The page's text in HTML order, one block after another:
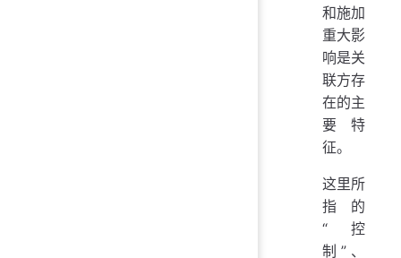
和施加
重大影
响是关
联方存
在的主
要特
征。
这里所
指的
“控
制”、